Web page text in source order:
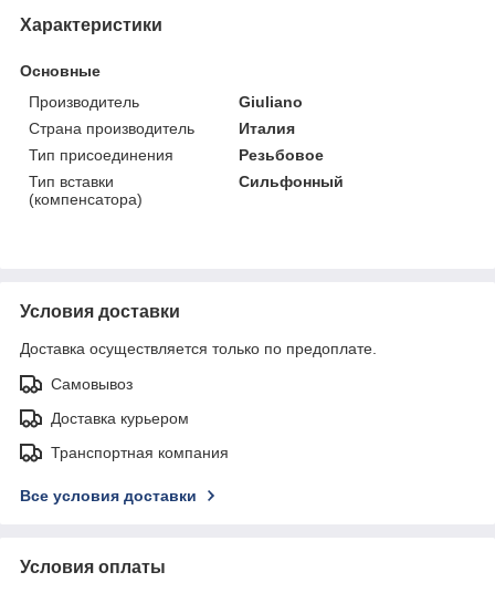
Характеристики
Основные
Производитель
Giuliano
Страна производитель
Италия
Тип присоединения
Резьбовое
Тип вставки
(компенсатора)
Сильфонный
Условия доставки
Доставка осуществляется только по предоплате.
Самовывоз
Доставка курьером
Транспортная компания
Все условия доставки
Условия оплаты